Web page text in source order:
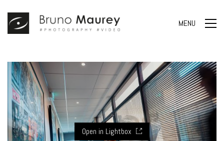
MENU
Open in Lightbox